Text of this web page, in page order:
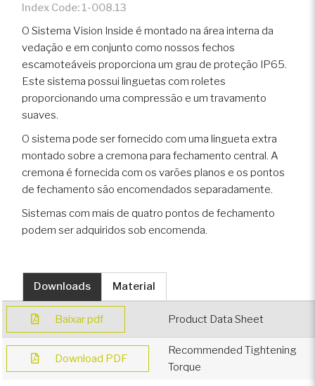
Index Code: 1-008.13
O Sistema Vision Inside é montado na área interna da
vedação e em conjunto como nossos fechos
escamoteáveis proporciona um grau de proteção IP65.
Este sistema possui linguetas com roletes
proporcionando uma compressão e um travamento
suaves.
O sistema pode ser fornecido com uma lingueta extra
montado sobre a cremona para fechamento central. A
cremona é fornecida com os varões planos e os pontos
de fechamento são encomendados separadamente.
Sistemas com mais de quatro pontos de fechamento
podem ser adquiridos sob encomenda.
Downloads Material
Baixar pdf Product Data Sheet
Download PDF
Recommended Tightening
Torque